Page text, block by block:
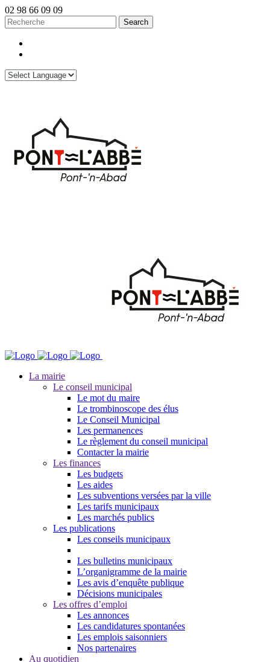
02 98 66 09 09
La mairie
Le conseil municipal
Le mot du maire
Le trombinoscope des élus
Le Conseil Municipal
Les permanences
Le règlement du conseil municipal
Contacter la mairie
Les finances
Les budgets
Les aides
Les subventions versées par la ville
Les tarifs municipaux
Les marchés publics
Les publications
Les conseils municipaux
Les bulletins municipaux
L’organigramme de la mairie
Les avis d’enquête publique
Décisions municipales
Les offres d’emploi
Les annonces
Les candidatures spontanées
Les emplois saisonniers
Nos partenaires
Au quotidien